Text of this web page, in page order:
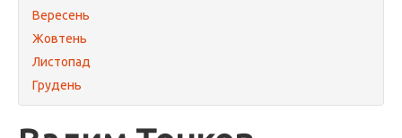
Вересень
Жовтень
Листопад
Грудень